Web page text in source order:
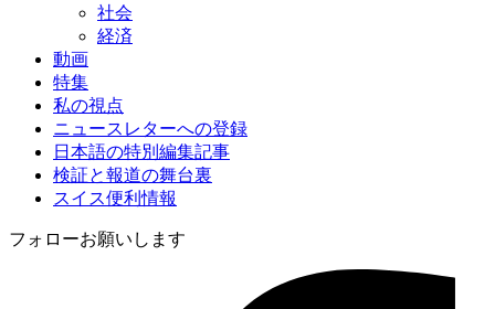
社会
経済
動画
特集
私の視点
ニュースレターへの登録
日本語の特別編集記事
検証と報道の舞台裏
スイス便利情報
フォローお願いします